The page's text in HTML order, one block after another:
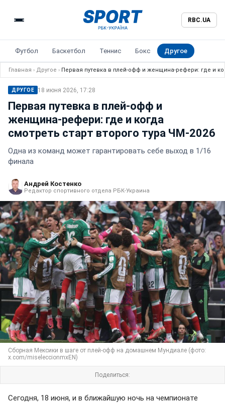
RBC.UA
Футбол Баскетбол Теннис Бокс Другое
Главная › Другое › Первая путевка в плей-офф и женщина-рефери: где и
ДРУГОЕ 18 июня 2026, 17:28
Первая путевка в плей-офф и
женщина-рефери: где и когда
смотреть старт второго тура ЧМ-2026
Одна из команд может гарантировать себе выход в 1/16
финала
Андрей Костенко
Редактор спортивного отдела РБК-Украина
Сборная Мексики в шаге от плей-офф на домашнем Мундиале (фото:
x.com/miseleccionmxEN)
Поделиться:
Сегодня, 18 июня, и в ближайшую ночь на чемпионате